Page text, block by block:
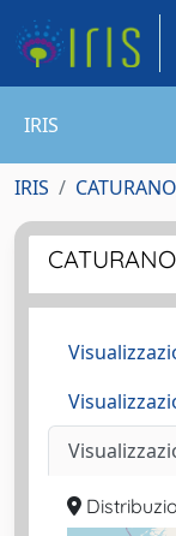
IRIS
IRIS